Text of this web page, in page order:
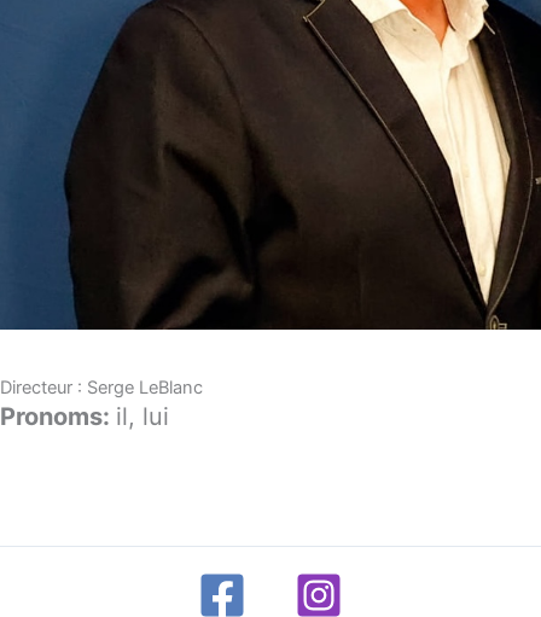
Directeur : Serge LeBlanc
Pronoms: il, lui